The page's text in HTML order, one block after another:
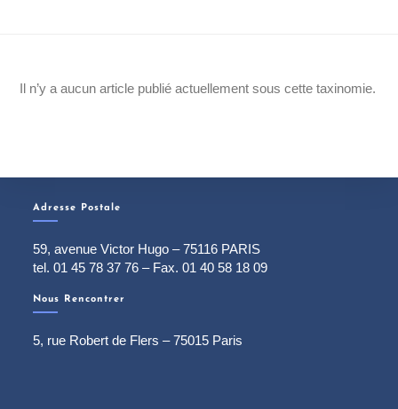
Il n’y a aucun article publié actuellement sous cette taxinomie.
Adresse Postale
59, avenue Victor Hugo – 75116 PARIS
tel. 01 45 78 37 76 – Fax. 01 40 58 18 09
Nous Rencontrer
5, rue Robert de Flers – 75015 Paris